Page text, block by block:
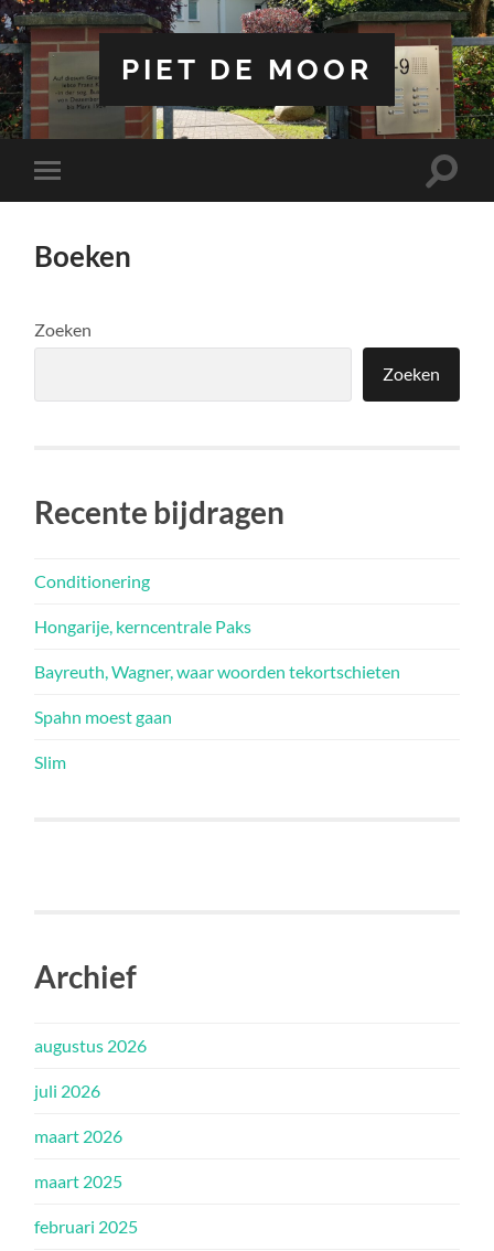
PIET DE MOOR
Toggle
mobiel
Toggle
Boeken
Zoeken
Zoeken
Recente bijdragen
Conditionering
Hongarije, kerncentrale Paks
Bayreuth, Wagner, waar woorden tekortschieten
Spahn moest gaan
Slim
Archief
augustus 2026
juli 2026
maart 2026
maart 2025
februari 2025